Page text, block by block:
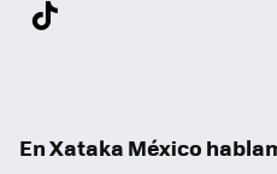
En Xataka México